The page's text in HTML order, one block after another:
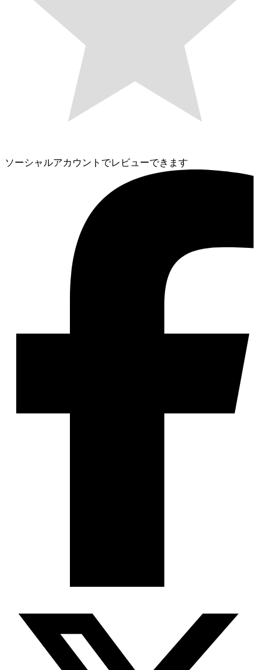
ソーシャルアカウントでレビューできます